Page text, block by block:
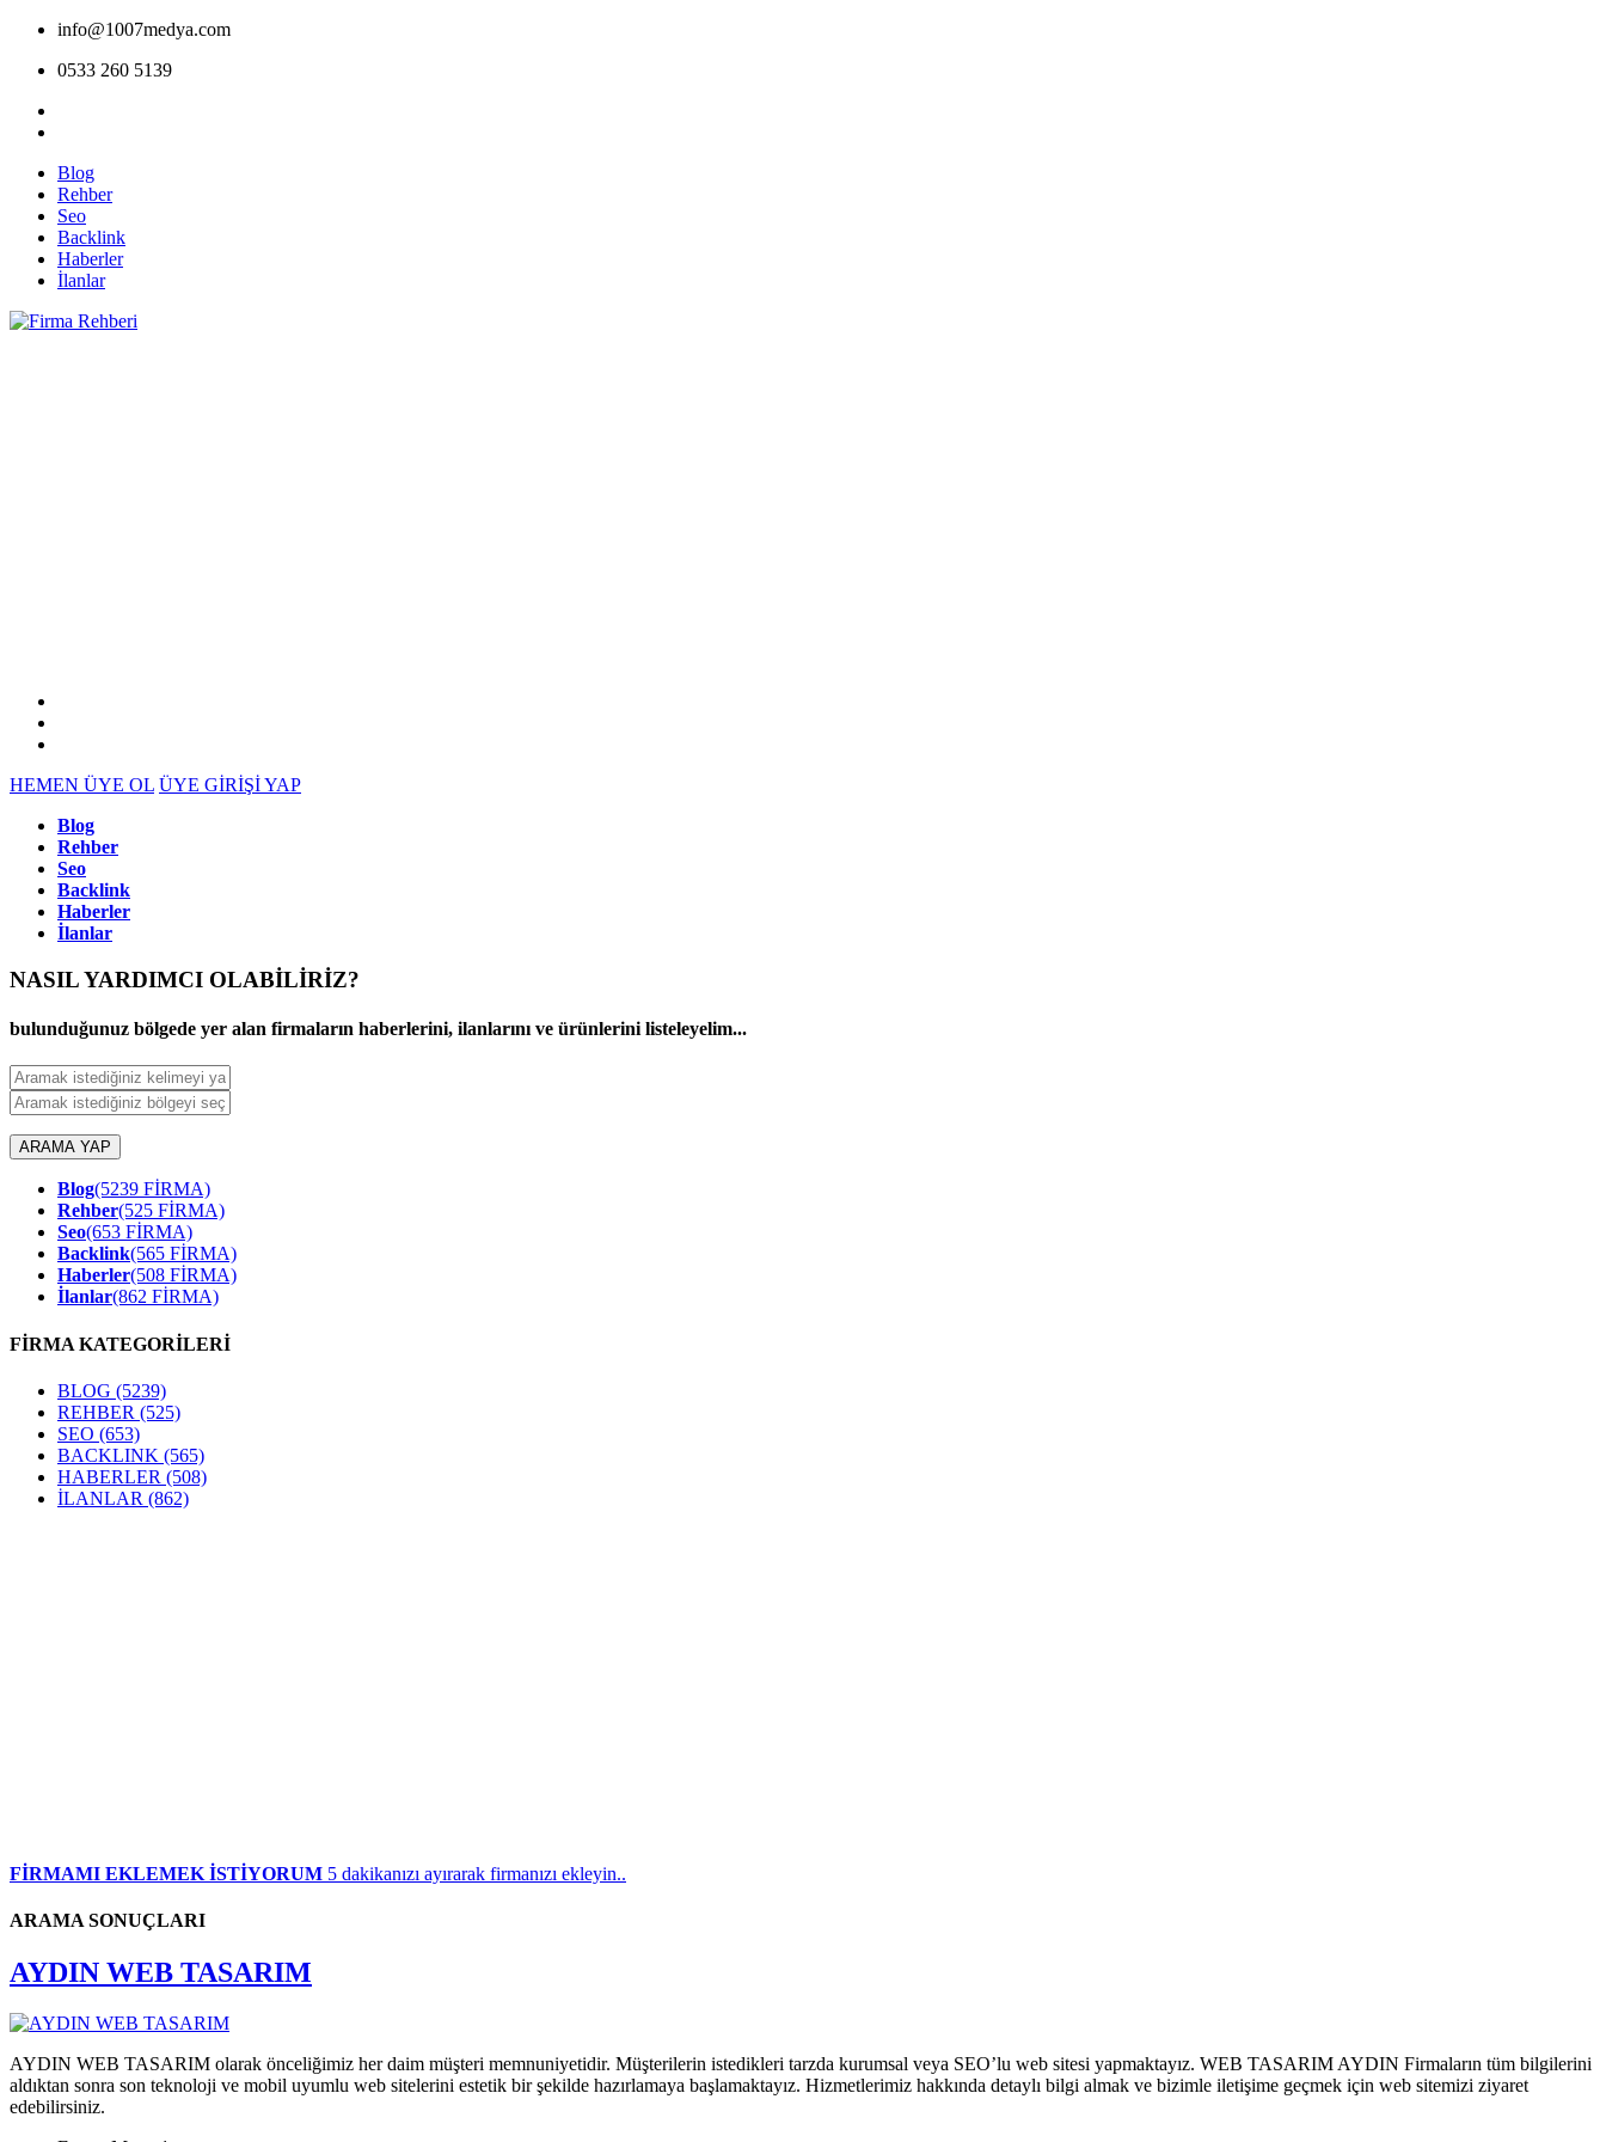
info@1007medya.com
0533 260 5139
Blog
Rehber
Seo
Backlink
Haberler
İlanlar
HEMEN ÜYE OL ÜYE GİRİŞİ YAP
Blog
Rehber
Seo
Backlink
Haberler
İlanlar
NASIL YARDIMCI OLABİLİRİZ?
bulunduğunuz bölgede yer alan firmaların haberlerini, ilanlarını ve ürünlerini listeleyelim...
ARAMA YAP
Blog(5239 FİRMA)
Rehber(525 FİRMA)
Seo(653 FİRMA)
Backlink(565 FİRMA)
Haberler(508 FİRMA)
İlanlar(862 FİRMA)
FİRMA KATEGORİLERİ
BLOG (5239)
REHBER (525)
SEO (653)
BACKLINK (565)
HABERLER (508)
İLANLAR (862)
FİRMAMI EKLEMEK İSTİYORUM 5 dakikanızı ayırarak firmanızı ekleyin..
ARAMA SONUÇLARI
AYDIN WEB TASARIM
AYDIN WEB TASARIM olarak önceliğimiz her daim müşteri memnuniyetidir. Müşterilerin istedikleri tarzda kurumsal veya SEO’lu web sitesi yapmaktayız. WEB TASARIM AYDIN Firmaların tüm bilgilerini
aldıktan sonra son teknoloji ve mobil uyumlu web sitelerini estetik bir şekilde hazırlamaya başlamaktayız. Hizmetlerimiz hakkında detaylı bilgi almak ve bizimle iletişime geçmek için web sitemizi ziyaret
edebilirsiniz.